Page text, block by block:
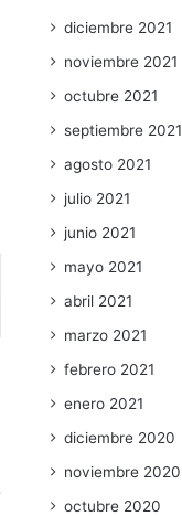
diciembre 2021
noviembre 2021
octubre 2021
septiembre 2021
agosto 2021
julio 2021
junio 2021
mayo 2021
abril 2021
marzo 2021
febrero 2021
enero 2021
diciembre 2020
noviembre 2020
octubre 2020